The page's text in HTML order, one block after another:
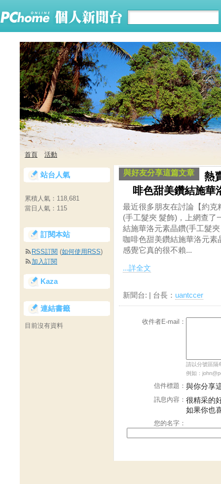
首頁 活動
與好友分享這篇文章
熱
啡色甜美鑽結施華
最近很多朋友在討論【約
(手工髮夾 髮飾)，上網查了
結施華洛元素晶鑽(手工髮
咖啡色甜美鑽結施華洛元素
感覺它真的很不賴...
...詳全文
新聞台: | 台長： uantccer
收件者E-mail：
請以分號區隔
例如：
信件標題： 與你分享
訊息內容： 很精采的
如果你也
您的名字：
站台人氣
累積人氣： 118,681
當日人氣： 115
訂閱本站
RSS訂閱 (如何使用RSS)
加入訂閱
Kaza
連結書籤
目前沒有資料